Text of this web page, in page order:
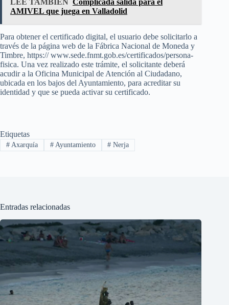
LEE TAMBIÉN Complicada salida para el
AMIVEL que juega en Valladolid
Para obtener el certificado digital, el usuario debe solicitarlo a
través de la página web de la Fábrica Nacional de Moneda y
Timbre, https:// www.sede.fnmt.gob.es/certificados/persona-
fisica. Una vez realizado este trámite, el solicitante deberá
acudir a la Oficina Municipal de Atención al Ciudadano,
ubicada en los bajos del Ayuntamiento, para acreditar su
identidad y que se pueda activar su certificado.
Etiquetas
#Axarquía #Ayuntamiento # Nerja
Entradas relacionadas